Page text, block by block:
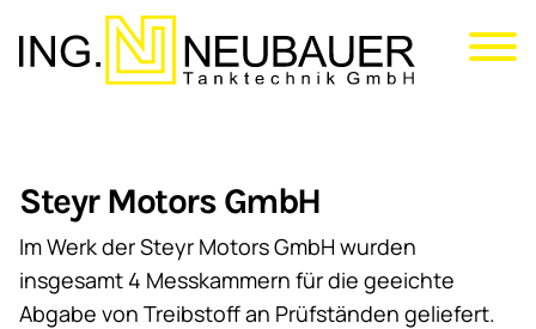
zum
Inhalt
Steyr Motors GmbH
Im Werk der Steyr Motors GmbH wurden
insgesamt 4 Messkammern für die geeichte
Abgabe von Treibstoff an Prüfständen geliefert.